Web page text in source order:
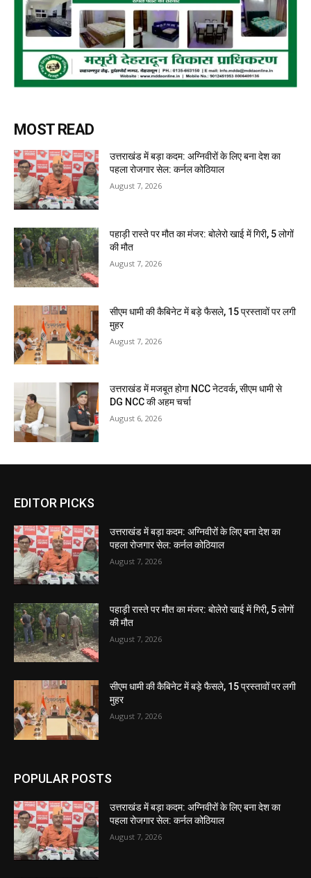
MOST READ
उत्तराखंड में बड़ा कदम: अग्निवीरों के लिए बना देश का
पहला रोजगार सेल: कर्नल कोठियाल
August 7, 2026
पहाड़ी रास्ते पर मौत का मंजर: बोलेरो खाई में गिरी, 5 लोगों
की मौत
August 7, 2026
सीएम धामी की कैबिनेट में बड़े फैसले, 15 प्रस्तावों पर लगी
मुहर
August 7, 2026
उत्तराखंड में मजबूत होगा NCC नेटवर्क, सीएम धामी से
DG NCC की अहम चर्चा
August 6, 2026
EDITOR PICKS
उत्तराखंड में बड़ा कदम: अग्निवीरों के लिए बना देश का
पहला रोजगार सेल: कर्नल कोठियाल
August 7, 2026
पहाड़ी रास्ते पर मौत का मंजर: बोलेरो खाई में गिरी, 5 लोगों
की मौत
August 7, 2026
सीएम धामी की कैबिनेट में बड़े फैसले, 15 प्रस्तावों पर लगी
मुहर
August 7, 2026
POPULAR POSTS
उत्तराखंड में बड़ा कदम: अग्निवीरों के लिए बना देश का
पहला रोजगार सेल: कर्नल कोठियाल
August 7, 2026